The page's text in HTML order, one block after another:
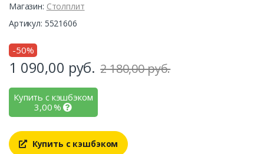
Магазин: Столплит
Артикул: 5521606
-50%
1 090,00 руб. 2 180,00 руб.
Купить с кэшбэком
3,00%
Купить с кэшбэком